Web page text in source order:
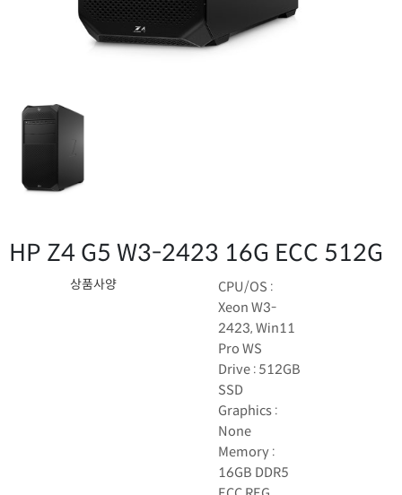
HP Z4 G5 W3-2423 16G ECC 512G
상품사양
CPU/OS :
Xeon W3-
2423, Win11
Pro WS
Drive : 512GB
SSD
Graphics :
None
Memory :
16GB DDR5